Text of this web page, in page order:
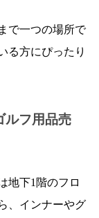
で一つの場所で
る方にぴったり
ルフ用品売
地下1階のフロ
、インナーやグ